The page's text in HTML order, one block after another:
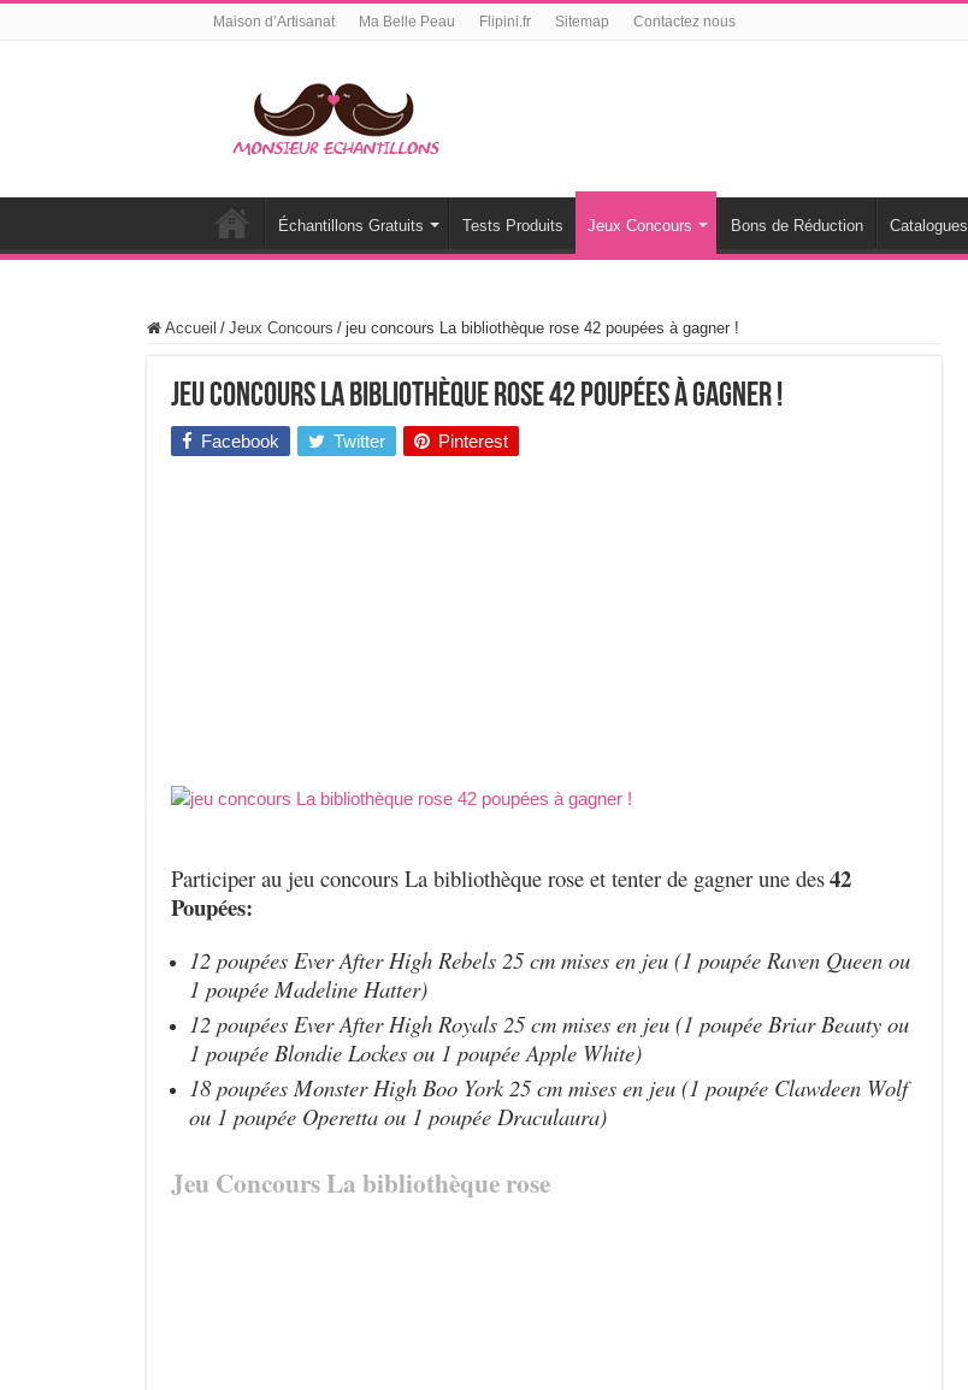
Maison d’Artisanat Ma Belle Peau Flipini.fr Sitemap Contactez nous
Échantillons Gratuits Tests Produits Jeux Concours Bons de Réduction Catalogues
Accueil / Jeux Concours / jeu concours La bibliothèque rose 42 poupées à gagner !
jeu concours La bibliothèque rose 42 poupées à gagner !
Facebook Twitter Pinterest
Participer au jeu concours La bibliothèque rose et tenter de gagner une des42
Poupées:
12 poupées Ever After High Rebels 25 cm mises en jeu (1 poupée Raven Queen ou
1 poupée Madeline Hatter)
12 poupées Ever After High Royals 25 cm mises en jeu (1 poupée Briar Beauty ou
1 poupée Blondie Lockes ou 1 poupée Apple White)
18 poupées Monster High Boo York 25 cm mises en jeu (1 poupée Clawdeen Wolf
ou 1 poupée Operetta ou 1 poupée Draculaura)
Jeu Concours La bibliothèque rose